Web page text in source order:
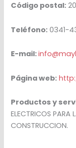
Código postal:
Teléfono: 0341-
E-mail:
Página web:
Productos y
ELECTRICOS PARA
CONSTRUCCION.